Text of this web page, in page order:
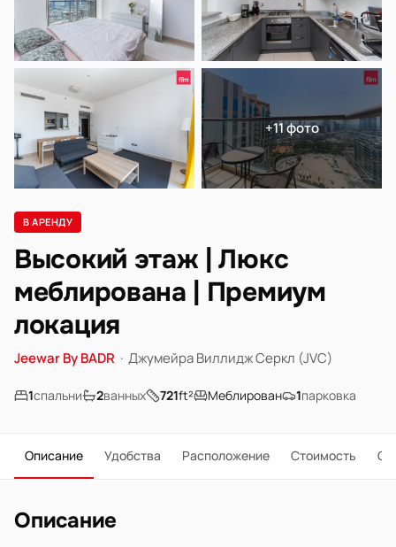
+11 фото
В АРЕНДУ
Высокий этаж | Люкс
меблирована | Премиум
локация
Jeewar By BADR · Джумейра Виллидж Серкл (JVC)
1спальни 2ванных 721ft² Меблирован 1парковка
Описание Удобства Расположение Стоимость О
Описание